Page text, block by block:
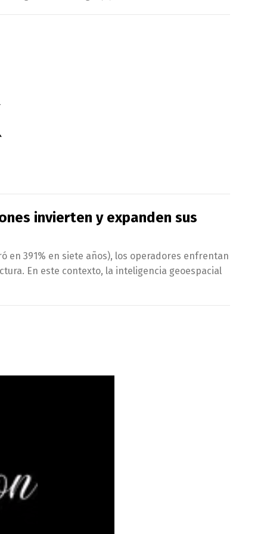
invierten y expanden sus
en 391% en siete años), los operadores enfrentan
En este contexto, la inteligencia geoespacial